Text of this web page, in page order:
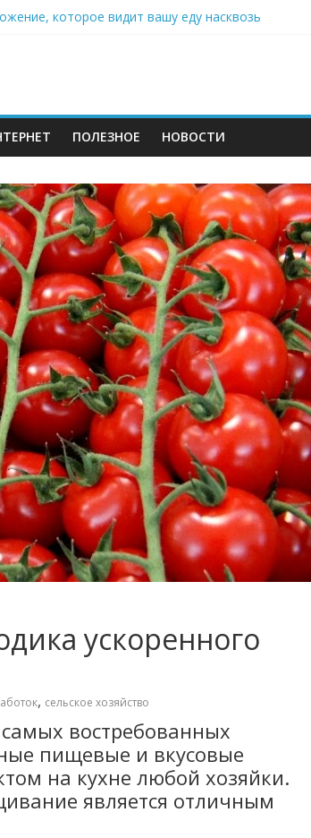
которое видит вашу еду насквозь
ПОЛЕЗНОЕ НОВОСТИ
ускоренного
, сельское хозяйство
востребованных
пищевые и вкусовые
на кухне любой хозяйки.
является отличным